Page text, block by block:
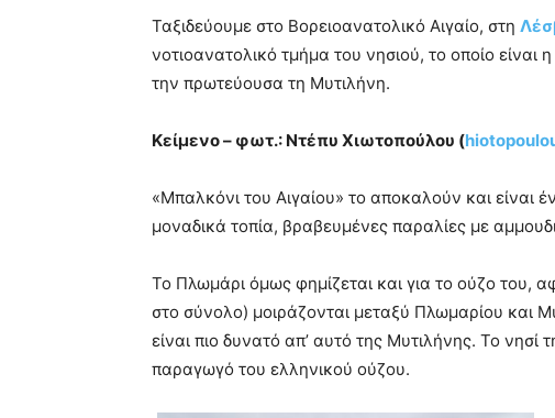
Ταξιδεύουμε στο Βορειοανατολικό Αιγαίο, στη
νοτιοανατολικό τμήμα του νησιού, το οποίο
την πρωτεύουσα τη Μυτιλήνη.
Κείμενο – φωτ.: Ντέπυ Χιωτοπούλου (
«Μπαλκόνι του Αιγαίου» το αποκαλούν και είναι
μοναδικά τοπία, βραβευμένες παραλίες με
Το Πλωμάρι όμως φημίζεται και για το ούζο του,
στο σύνολο) μοιράζονται μεταξύ Πλωμαρίου και
είναι πιο δυνατό απ’ αυτό της Μυτιλήνης. Το νησί
παραγωγό του ελληνικού ούζου.